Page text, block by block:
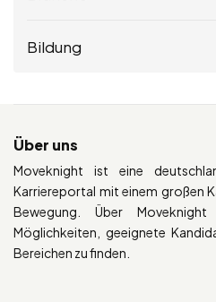
Bildung
Über uns
Moveknight ist eine
Karriereportal mit einem großen
Bewegung. Über
Möglichkeiten, geeignete
Bereichen zu finden.